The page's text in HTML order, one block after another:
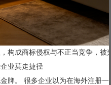
成商标侵权与不正当竞争，被
业莫走捷径
。 很多企业以为在海外注册一